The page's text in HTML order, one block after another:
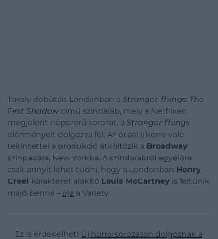
Tavaly debütált Londonban a Stranger Things: The
First Shadow című színdarab, mely a Netflixen
megjelent népszerű sorozat, a Stranger Things
előzményeit dolgozza fel. Az óriási sikerre való
tekintettel a produkció átköltözik a Broadway
színpadára, New Yorkba. A színdarabról egyelőre
csak annyit lehet tudni, hogy a Londonban Henry
Creel karakterét alakító Louis McCartney is feltűnik
majd benne – írja a Variety.
Ez is érdekelhet! Új horrorsorozaton dolgoznak a